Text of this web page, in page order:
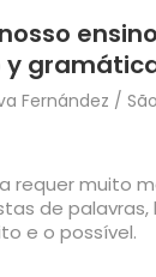
y
Fernández /
requer muito
de palavras,
e o possível.